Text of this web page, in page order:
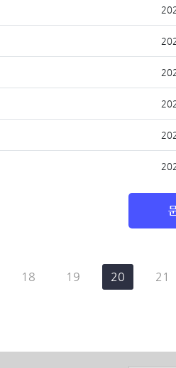
18 19 20 21